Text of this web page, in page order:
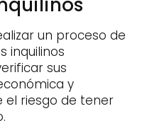
un proceso de
inquilinos
sus
y
el riesgo de tener